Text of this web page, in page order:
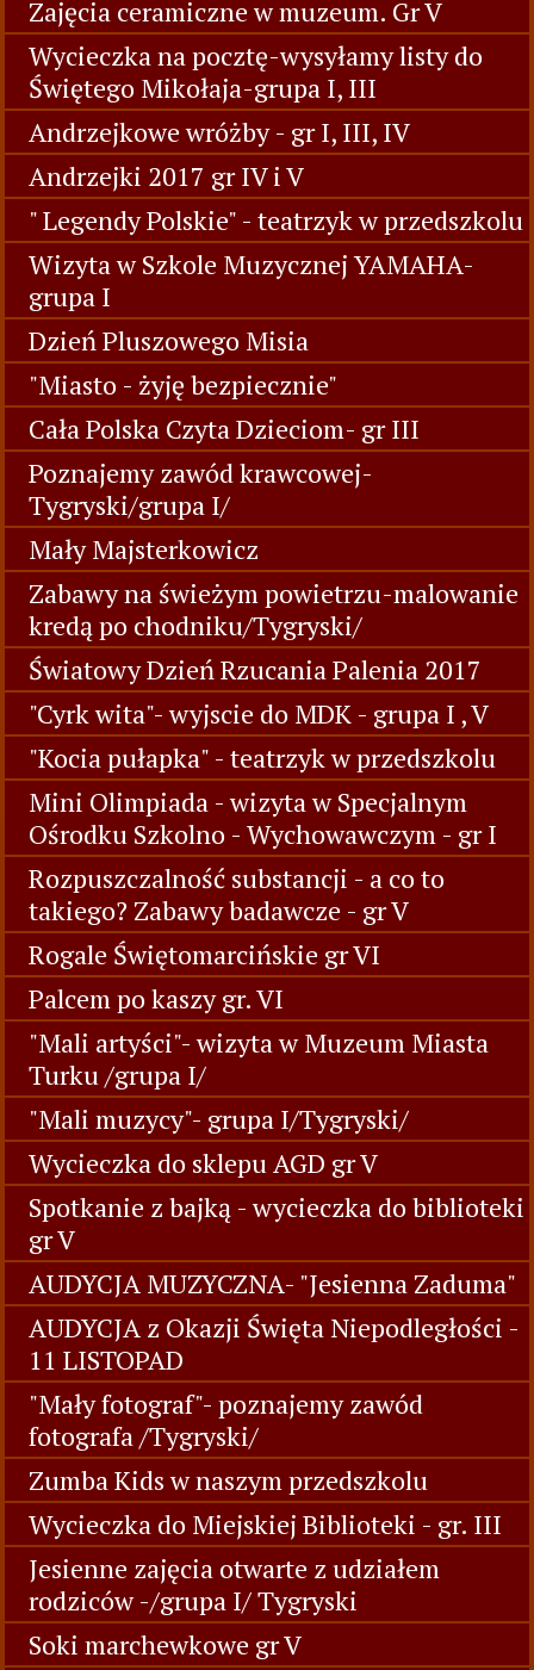
Zajęcia ceramiczne w muzeum. Gr V
Wycieczka na pocztę-wysyłamy listy do
Świętego Mikołaja-grupa I, III
Andrzejkowe wróżby - gr I, III, IV
Andrzejki 2017 gr IV i V
" Legendy Polskie" - teatrzyk w przedszkolu
Wizyta w Szkole Muzycznej YAMAHA-
grupa I
Dzień Pluszowego Misia
"Miasto - żyję bezpiecznie"
Cała Polska Czyta Dzieciom- gr III
Poznajemy zawód krawcowej-
Tygryski/grupa I/
Mały Majsterkowicz
Zabawy na świeżym powietrzu-malowanie
kredą po chodniku/Tygryski/
Światowy Dzień Rzucania Palenia 2017
"Cyrk wita"- wyjscie do MDK - grupa I , V
"Kocia pułapka" - teatrzyk w przedszkolu
Mini Olimpiada - wizyta w Specjalnym
Ośrodku Szkolno - Wychowawczym - gr I
Rozpuszczalność substancji - a co to
takiego? Zabawy badawcze - gr V
Rogale Świętomarcińskie gr VI
Palcem po kaszy gr. VI
"Mali artyści"- wizyta w Muzeum Miasta
Turku /grupa I/
"Mali muzycy"- grupa I/Tygryski/
Wycieczka do sklepu AGD gr V
Spotkanie z bajką - wycieczka do biblioteki
gr V
AUDYCJA MUZYCZNA- "Jesienna Zaduma"
AUDYCJA z Okazji Święta Niepodległości -
11 LISTOPAD
"Mały fotograf"- poznajemy zawód
fotografa /Tygryski/
Zumba Kids w naszym przedszkolu
Wycieczka do Miejskiej Biblioteki - gr. III
Jesienne zajęcia otwarte z udziałem
rodziców -/grupa I/ Tygryski
Soki marchewkowe gr V